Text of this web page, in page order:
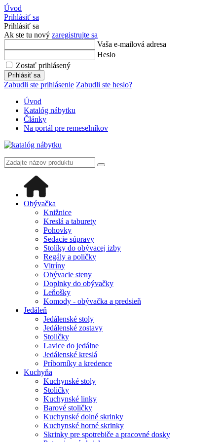
Úvod
Prihlásiť sa
Prihlásiť sa
Ak ste tu nový zaregistrujte sa
Vaša e-mailová adresa
Heslo
Zostať prihlásený
Prihlásiť sa
Zabudli ste prihlásenie Zabudli ste heslo?
Úvod
Katalóg nábytku
Články
Na portál pre remeselníkov
Obývačka
Knižnice
Kreslá a taburety
Pohovky
Sedacie súpravy
Stolíky do obývacej izby
Regály a poličky
Vitríny
Obývacie steny
Doplnky do obývačky
Leňošky
Komody - obývačka a predsieň
Jedáleň
Jedálenské stoly
Jedálenské zostavy
Stoličky
Lavice do jedálne
Jedálenské kreslá
Príborníky a kredence
Kuchyňa
Kuchynské stoly
Stoličky
Kuchynské linky
Barové stoličky
Kuchynské dolné skrinky
Kuchynské horné skrinky
Skrinky pre spotrebiče a pracovné dosky